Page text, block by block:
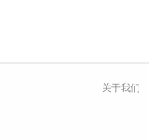
关于我们